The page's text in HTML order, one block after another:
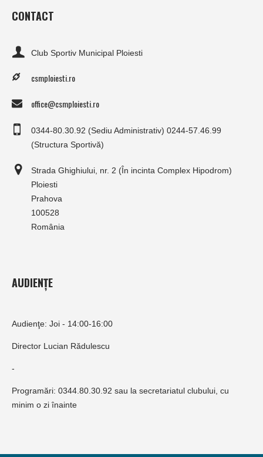
CONTACT
Club Sportiv Municipal Ploiesti
csmploiesti.ro
office@csmploiesti.ro
0344-80.30.92 (Sediu Administrativ) 0244-57.46.99
(Structura Sportivă)
Strada Ghighiului, nr. 2 (În incinta Complex Hipodrom)
Ploiesti
Prahova
100528
România
AUDIENȚE
Audienţe: Joi - 14:00-16:00
Director Lucian Rădulescu
-
Programări: 0344.80.30.92 sau la secretariatul clubului, cu
minim o zi înainte